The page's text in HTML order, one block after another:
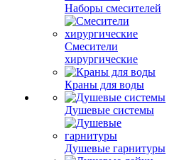
Наборы смесителей
Смесители
хирургические
Краны для воды
Душевые системы
Душевые гарнитуры